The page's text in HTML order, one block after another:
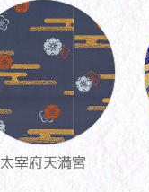
太宰府天満宮